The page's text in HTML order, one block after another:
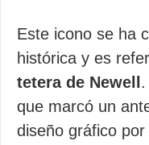
Este icono se ha
histórica y es
tetera de Newell
que marcó un
diseño gráfico